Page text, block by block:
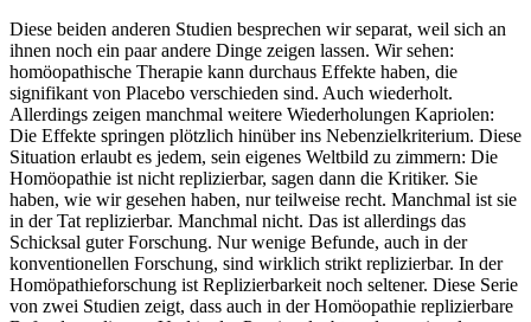
Diese beiden anderen Studien besprechen wir separat, weil sich an
ihnen noch ein paar andere Dinge zeigen lassen. Wir sehen:
homöopathische Therapie kann durchaus Effekte haben, die
signifikant von Placebo verschieden sind. Auch wiederholt.
Allerdings zeigen manchmal weitere Wiederholungen Kapriolen:
Die Effekte springen plötzlich hinüber ins Nebenzielkriterium. Diese
Situation erlaubt es jedem, sein eigenes Weltbild zu zimmern: Die
Homöopathie ist nicht replizierbar, sagen dann die Kritiker. Sie
haben, wie wir gesehen haben, nur teilweise recht. Manchmal ist sie
in der Tat replizierbar. Manchmal nicht. Das ist allerdings das
Schicksal guter Forschung. Nur wenige Befunde, auch in der
konventionellen Forschung, sind wirklich strikt replizierbar. In der
Homöpathieforschung ist Replizierbarkeit noch seltener. Diese Serie
von zwei Studien zeigt, dass auch in der Homöopathie replizierbare